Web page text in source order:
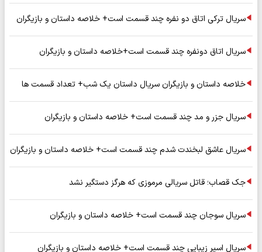
سریال ترکی اتاق دو نفره چند قسمت است+ خلاصه داستان و بازیگران
سریال اتاق دونفره چند قسمت است+خلاصه داستان و بازیگران
خلاصه داستان و بازیگران سریال داستان یک شب+ تعداد قسمت ها
سریال جزر و مد چند قسمت است+ خلاصه داستان و بازیگران
سریال عاشق لبخندت شدم چند قسمت است+ خلاصه داستان و بازیگران
جک قصاب؛ قاتل سریالی مرموزی که هرگز دستگیر نشد
سریال سوجان چند قسمت است+ خلاصه داستان و بازیگران
سریال اسیر زیبایی چند قسمت است+ خلاصه داستان و بازیگران